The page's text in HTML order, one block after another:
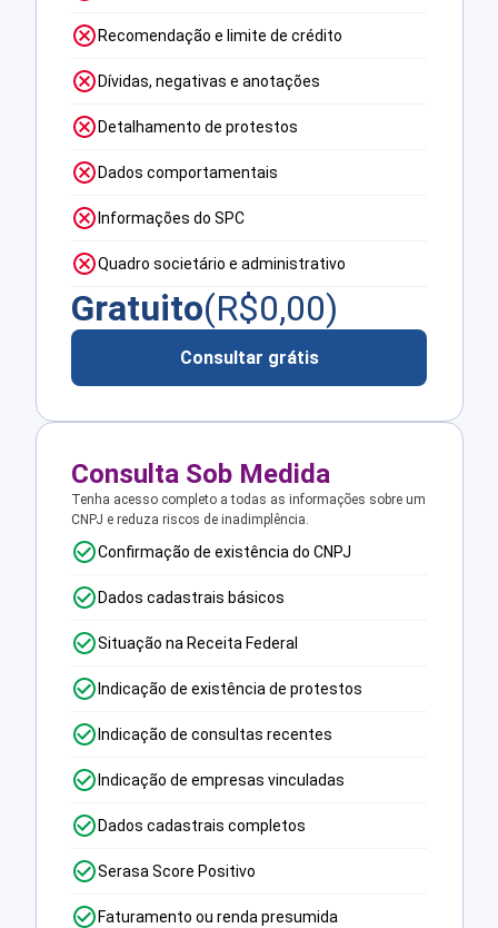
Recomendação e limite de crédito
Dívidas, negativas e anotações
Detalhamento de protestos
Dados comportamentais
Informações do SPC
Quadro societário e administrativo
Gratuito(R$0,00)
Consultar grátis
Consulta Sob Medida
Tenha acesso completo a todas as informações sobre um
CNPJ e reduza riscos de inadimplência.
Confirmação de existência do CNPJ
Dados cadastrais básicos
Situação na Receita Federal
Indicação de existência de protestos
Indicação de consultas recentes
Indicação de empresas vinculadas
Dados cadastrais completos
Serasa Score Positivo
Faturamento ou renda presumida